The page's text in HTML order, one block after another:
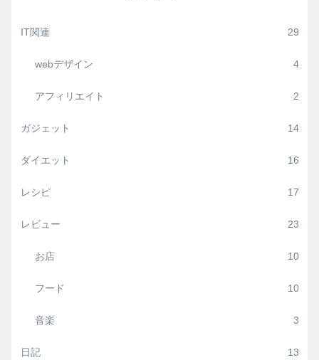
IT関連 29
webデザイン 4
アフィリエイト 2
ガジェット 14
ダイエット 16
レシピ 17
レビュー 23
お店 10
フード 10
音楽 3
日記 13